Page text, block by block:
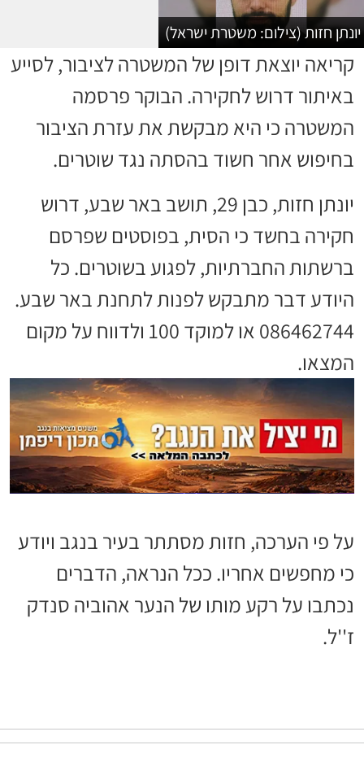
יונתן חזות (צילום: משטרת ישראל)
קריאה יוצאת דופן של המשטרה לציבור, לסייע
באיתור דרוש לחקירה. הבוקר פרסמה
המשטרה כי היא מבקשת את עזרת הציבור
בחיפוש אחר חשוד בהסתה נגד שוטרים.
יונתן חזות, כבן 29, תושב באר שבע, דרוש
חקירה בחשד כי הסית, בפוסטים שפרסם
ברשתות החברתיות, לפגוע בשוטרים. כל
היודע דבר מתבקש לפנות לתחנת באר שבע.
086462744 או למוקד 100 ולדווח על מקום
המצאו.
על פי הערכה, חזות מסתתר בעיר בנגב ויודע
כי מחפשים אחריו. ככל הנראה, הדברים
נכתבו על רקע מותו של הנער אהוביה סנדק
ז''ל.